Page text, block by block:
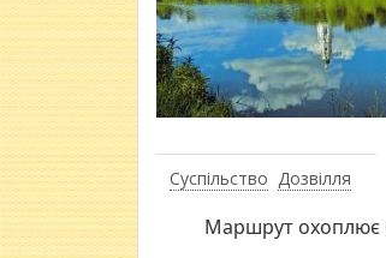
Суспільство Дозвілля
Маршрут охоплює